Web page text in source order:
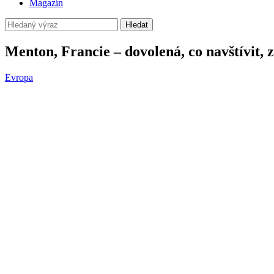
Magazín
Hledat
Menton, Francie – dovolená, co navštívit,
Evropa